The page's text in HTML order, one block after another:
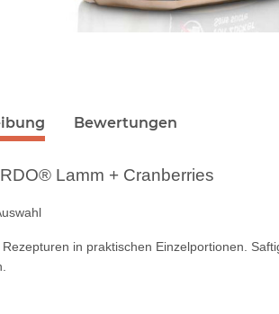
Bewertungen
Lamm + Cranberries
Rezepturen in praktischen Einzelportionen.